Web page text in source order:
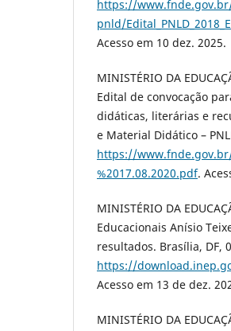
https://
pnld/
Acesso em 10 dez. 2025.
MINISTÉRIO DA
Edital de convocação
didáticas, literárias e
e Material Didático –
https://www.fnde.gov.br/
%2017.08.2020.pdf.
MINISTÉRIO DA
Educacionais Anísio
resultados. Brasília, DF,
https://
Acesso em 13 de dez.
MINISTÉRIO DA